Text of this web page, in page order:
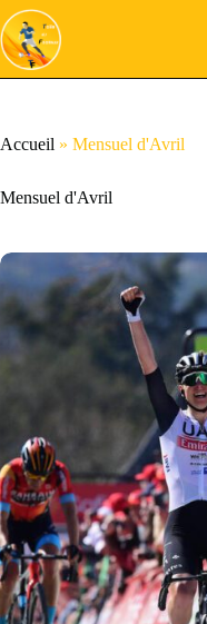
Passer
au
contenu
Accueil » Mensuel d'Avril
Mensuel d'Avril